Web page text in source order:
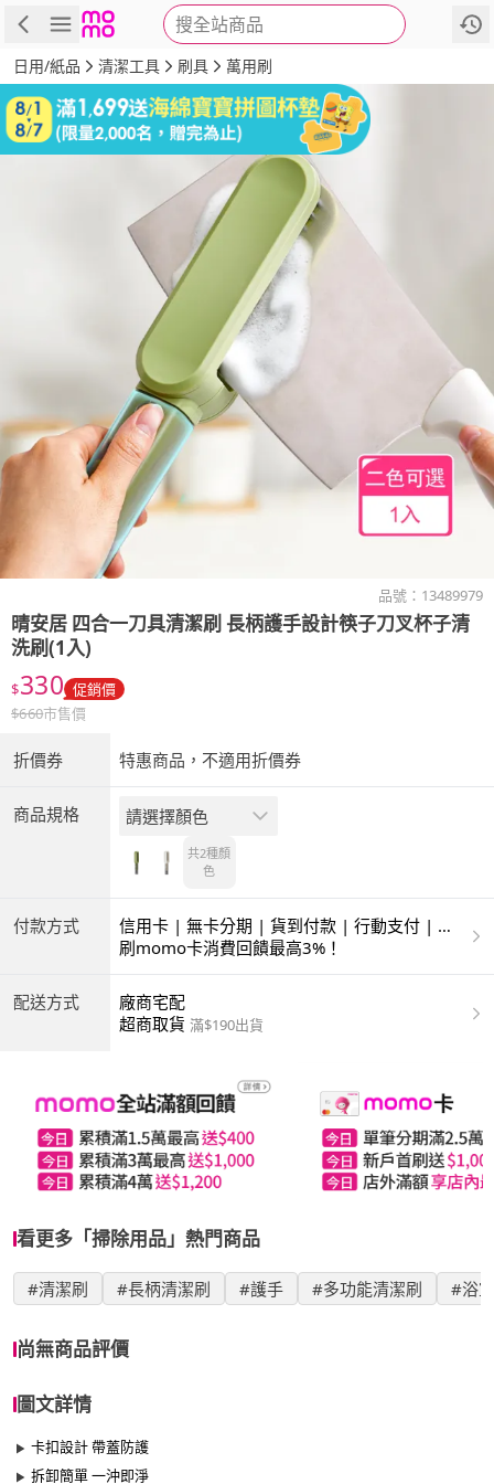
搜全站商品
商品 評價 詳情
日用/紙品 清潔工具 刷具 萬用刷
品號： 13489979
晴安居 四合一刀具清潔刷 長柄護手設計筷子刀叉杯子清
洗刷(1入)
$330 促銷價
$660市售價
折價券 特惠商品，不適用折價券
商品規格 請選擇顏色
共2種顏
色
付款方式
信用卡 | 無卡分期 | 貨到付款 | 行動支付 | 超
商付款 | ATM | 銀聯卡
刷momo卡消費回饋最高3%！
配送方式
廠商宅配
超商取貨 滿$190出貨
看更多「掃除用品」熱門商品
#清潔刷 #長柄清潔刷 #護手 #多功能清潔刷 #浴
尚無商品評價
圖文詳情
卡扣設計 帶蓋防護
拆卸簡單 一沖即淨